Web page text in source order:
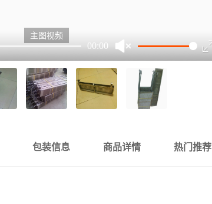
00:00
主图视频
包装信息 商品详情 热门推荐